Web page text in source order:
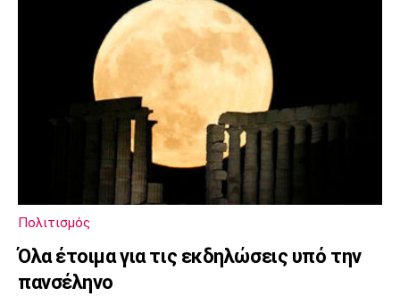
Πολιτισμός
Όλα έτοιμα για τις εκδηλώσεις υπό την
πανσέληνο